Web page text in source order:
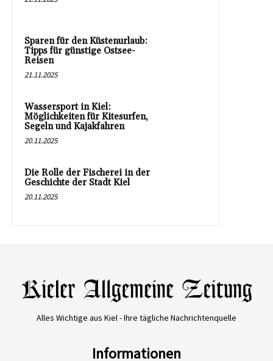
Sparen für den Küstenurlaub:
Tipps für günstige Ostsee-
Reisen
21.11.2025
Wassersport in Kiel:
Möglichkeiten für Kitesurfen,
Segeln und Kajakfahren
20.11.2025
Die Rolle der Fischerei in der
Geschichte der Stadt Kiel
20.11.2025
Alles Wichtige aus Kiel - Ihre tägliche Nachrichtenquelle
Informationen